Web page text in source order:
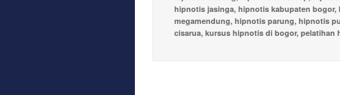
hipnotis jasinga, hipnotis kabupaten bogor,
megamendung, hipnotis parung, hipnotis
cisarua, kursus hipnotis di bogor, pelatihan